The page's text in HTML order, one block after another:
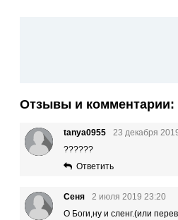
Отзывы и комментарии:
tanya0955
23 декабря
??????
Ответить
Сеня
2 июля 2019 23:20
О Боги,ну и сленг.(или